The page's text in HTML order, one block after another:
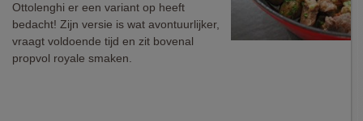
Ottolenghi er een variant op heeft
bedacht! Zijn versie is wat avontuurlijker,
vraagt voldoende tijd en zit bovenal
propvol royale smaken.